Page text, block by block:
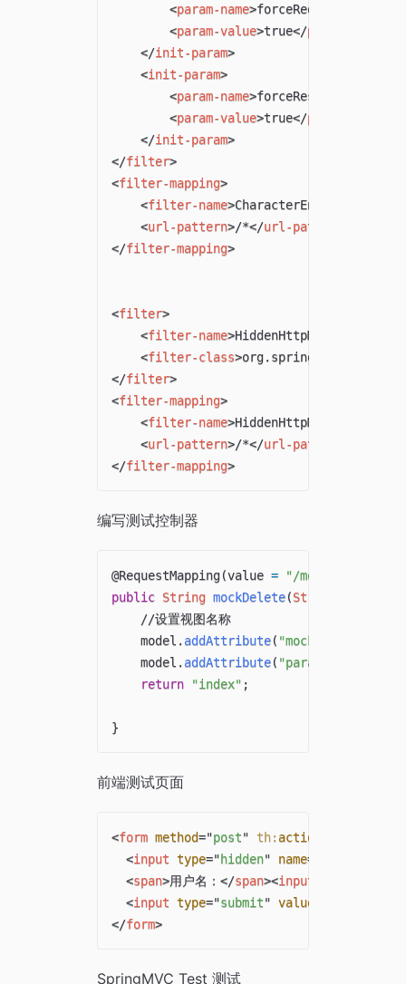
<param-name>forceRequestEncoding
<param-value>true</param-value
</init-param>
<init-param>
<param-name>
<param-value>true</param-value
</init-param>
</filter>
<filter-mapping>
<filter-name>CharacterEncodingFilter
<url-pattern>/*</url-pattern
</filter-mapping>
<filter>
<filter-name>HiddenHttpMethodFilter
<filter-class>
</filter>
<filter-mapping>
<filter-name>HiddenHttpMethodFilter
<url-pattern>/*</url-pattern
</filter-mapping>
编写测试控制器
@RequestMapping(value = "/mockDelete"
public String mockDelete(String
//设置视图名称
    model
. addAttribute( "mockFlag"
    model
. addAttribute( "params"
return
"index" ;
}
前端测试页面
<form method="post" th: action
<input type="hidden" name=
<span>用户名： </span><input
<input type="submit" value
</form>
SpringMVC Test 测试